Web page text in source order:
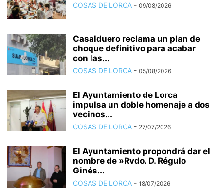
COSAS DE LORCA - 09/08/2026
Casalduero reclama un plan de
choque definitivo para acabar
con las...
COSAS DE LORCA - 05/08/2026
El Ayuntamiento de Lorca
impulsa un doble homenaje a dos
vecinos...
COSAS DE LORCA - 27/07/2026
El Ayuntamiento propondrá dar el
nombre de »Rvdo. D. Régulo
Ginés...
COSAS DE LORCA - 18/07/2026